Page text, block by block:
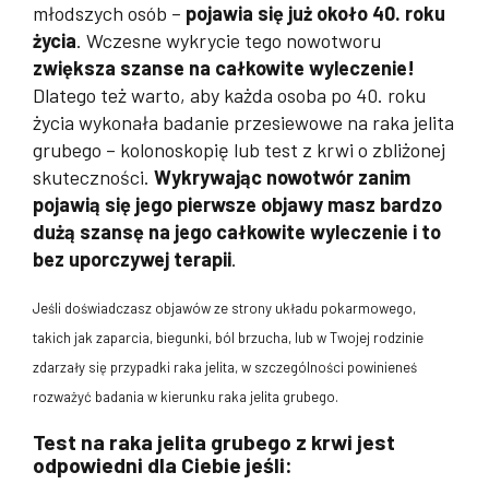
młodszych osób – pojawia się już około 40. roku
życia. Wczesne wykrycie tego nowotworu
zwiększa szanse na całkowite wyleczenie!
Dlatego też warto, aby każda osoba po 40. roku
życia wykonała badanie przesiewowe na raka jelita
grubego – kolonoskopię lub test z krwi o zbliżonej
skuteczności. Wykrywając nowotwór zanim
pojawią się jego pierwsze objawy masz bardzo
dużą szansę na jego całkowite wyleczenie i to
bez uporczywej terapii.
Jeśli doświadczasz objawów ze strony układu pokarmowego,
takich jak zaparcia, biegunki, ból brzucha, lub w Twojej rodzinie
zdarzały się przypadki raka jelita, w szczególności powinieneś
rozważyć badania w kierunku raka jelita grubego.
Test na raka jelita grubego z krwi jest
odpowiedni dla Ciebie jeśli: